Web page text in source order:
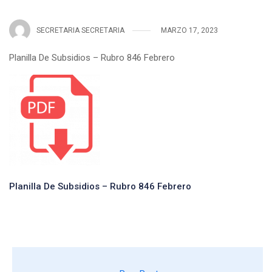
SECRETARIA SECRETARIA MARZO 17, 2023
Planilla De Subsidios – Rubro 846 Febrero
Planilla De Subsidios – Rubro 846 Febrero